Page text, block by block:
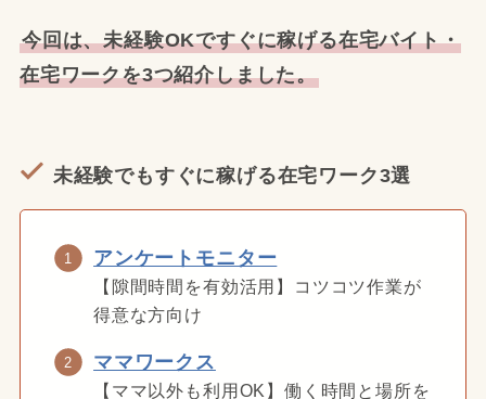
今回は、未経験OKですぐに稼げる在宅バイト・
在宅ワークを3つ紹介しました。
未経験でもすぐに稼げる在宅ワーク3選
アンケートモニター
【隙間時間を有効活用】コツコツ作業が
得意な方向け
ママワークス
【ママ以外も利用OK】働く時間と場所を